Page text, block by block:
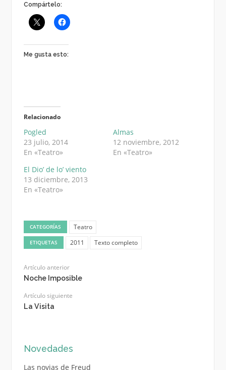
Compártelo:
Me gusta esto:
Relacionado
Pogled
23 julio, 2014
En «Teatro»
Almas
12 noviembre, 2012
En «Teatro»
El Dio’ de lo’ viento
13 diciembre, 2013
En «Teatro»
CATEGORÍAS Teatro
ETIQUETAS 2011 Texto completo
Artículo anterior
Noche Imposible
Artículo siguiente
La Visita
Novedades
Las novias de Freud